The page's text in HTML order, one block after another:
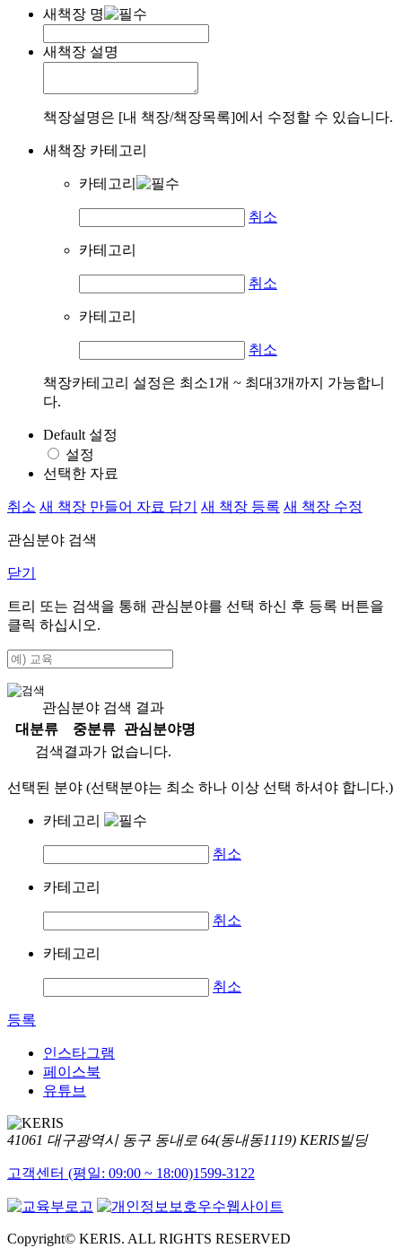
새책장 명
새책장 설명
책장설명은 [내 책장/책장목록]에서 수정할 수 있습니다.
새책장 카테고리
카테고리
취소
카테고리
취소
카테고리
취소
책장카테고리 설정은 최소1개 ~ 최대3개까지 가능합니
다.
Default 설정
설정
선택한 자료
취소 새 책장 만들어 자료 담기 새 책장 등록 새 책장 수정
관심분야 검색
닫기
트리 또는 검색을 통해 관심분야를 선택 하신 후 등록 버튼을
클릭 하십시오.
관심분야 검색 결과
대분류
중분류
관심분야명
검색결과가 없습니다.
선택된 분야 (선택분야는 최소 하나 이상 선택 하셔야 합니다.)
카테고리
취소
카테고리
취소
카테고리
취소
등록
인스타그램
페이스북
유튜브
41061 대구광역시 동구 동내로 64(동내동1119) KERIS빌딩
고객센터 (평일: 09:00 ~ 18:00)1599-3122
Copyright© KERIS. ALL RIGHTS RESERVED